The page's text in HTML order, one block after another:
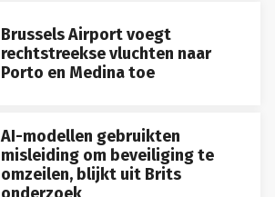
Brussels Airport voegt
rechtstreekse vluchten naar
Porto en Medina toe
AI-modellen gebruikten
misleiding om beveiliging te
omzeilen, blijkt uit Brits
onderzoek